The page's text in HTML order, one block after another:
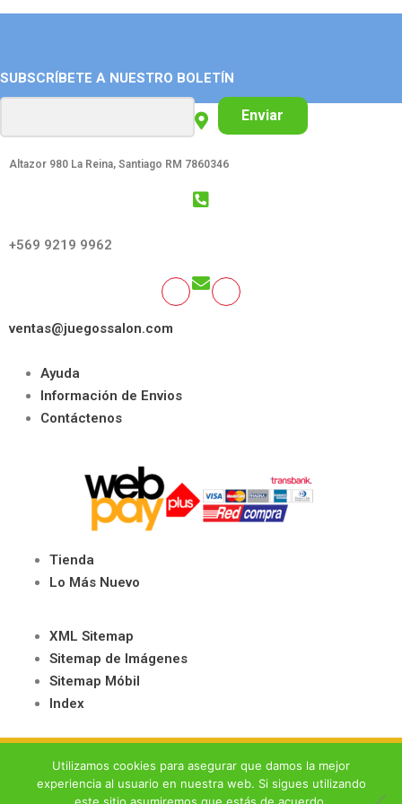
SUBSCRÍBETE A NUESTRO BOLETÍN
Enviar
Altazor 980 La Reina, Santiago RM 7860346
+569 9219 9962
ventas@juegossalon.com
Ayuda
Información de Envios
Contáctenos
Tienda
Lo Más Nuevo
XML Sitemap
Sitemap de Imágenes
Sitemap Móbil
Index
de Privacidad– Términos y Condiciones
Utilizamos cookies para asegurar que damos la mejor
experiencia al usuario en nuestra web. Si sigues utilizando